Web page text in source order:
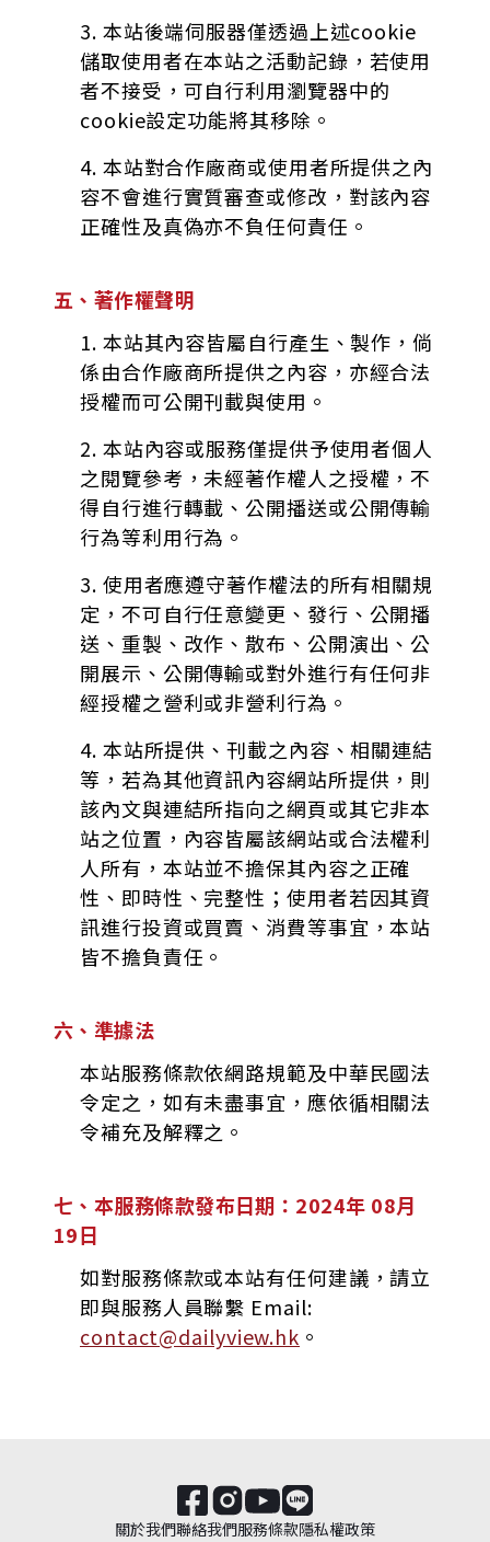
3. 本站後端伺服器僅透過上述cookie
儲取使用者在本站之活動記錄，若使用
者不接受，可自行利用瀏覽器中的
cookie設定功能將其移除。
4. 本站對合作廠商或使用者所提供之內
容不會進行實質審查或修改，對該內容
正確性及真偽亦不負任何責任。
五、著作權聲明
1. 本站其內容皆屬自行產生、製作，倘
係由合作廠商所提供之內容，亦經合法
授權而可公開刊載與使用。
2. 本站內容或服務僅提供予使用者個人
之閱覽參考，未經著作權人之授權，不
得自行進行轉載、公開播送或公開傳輸
行為等利用行為。
3. 使用者應遵守著作權法的所有相關規
定，不可自行任意變更、發行、公開播
送、重製、改作、散布、公開演出、公
開展示、公開傳輸或對外進行有任何非
經授權之營利或非營利行為。
4. 本站所提供、刊載之內容、相關連結
等，若為其他資訊內容網站所提供，則
該內文與連結所指向之網頁或其它非本
站之位置，內容皆屬該網站或合法權利
人所有，本站並不擔保其內容之正確
性、即時性、完整性；使用者若因其資
訊進行投資或買賣、消費等事宜，本站
皆不擔負責任。
六、準據法
本站服務條款依網路規範及中華民國法
令定之，如有未盡事宜，應依循相關法
令補充及解釋之。
七、本服務條款發布日期：2024年 08月
19日
如對服務條款或本站有任何建議，請立
即與服務人員聯繫 Email:
contact@dailyview.hk 。
關於我們聯絡我們服務條款隱私權政策